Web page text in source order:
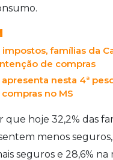
famílias da
de compras
nesta 4ª
no MS
que hoje 32,2% das
menos
seguros e 28,6% na